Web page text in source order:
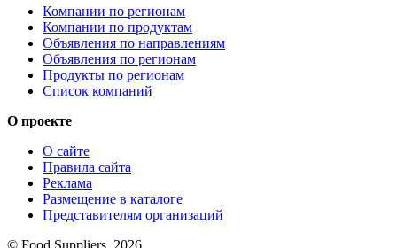
Компании по регионам
Компании по продуктам
Объявления по направлениям
Объявления по регионам
Продукты по регионам
Список компаний
О проекте
О сайте
Правила сайта
Реклама
Размещение в каталоге
Представителям организаций
© Food Suppliers, 2026